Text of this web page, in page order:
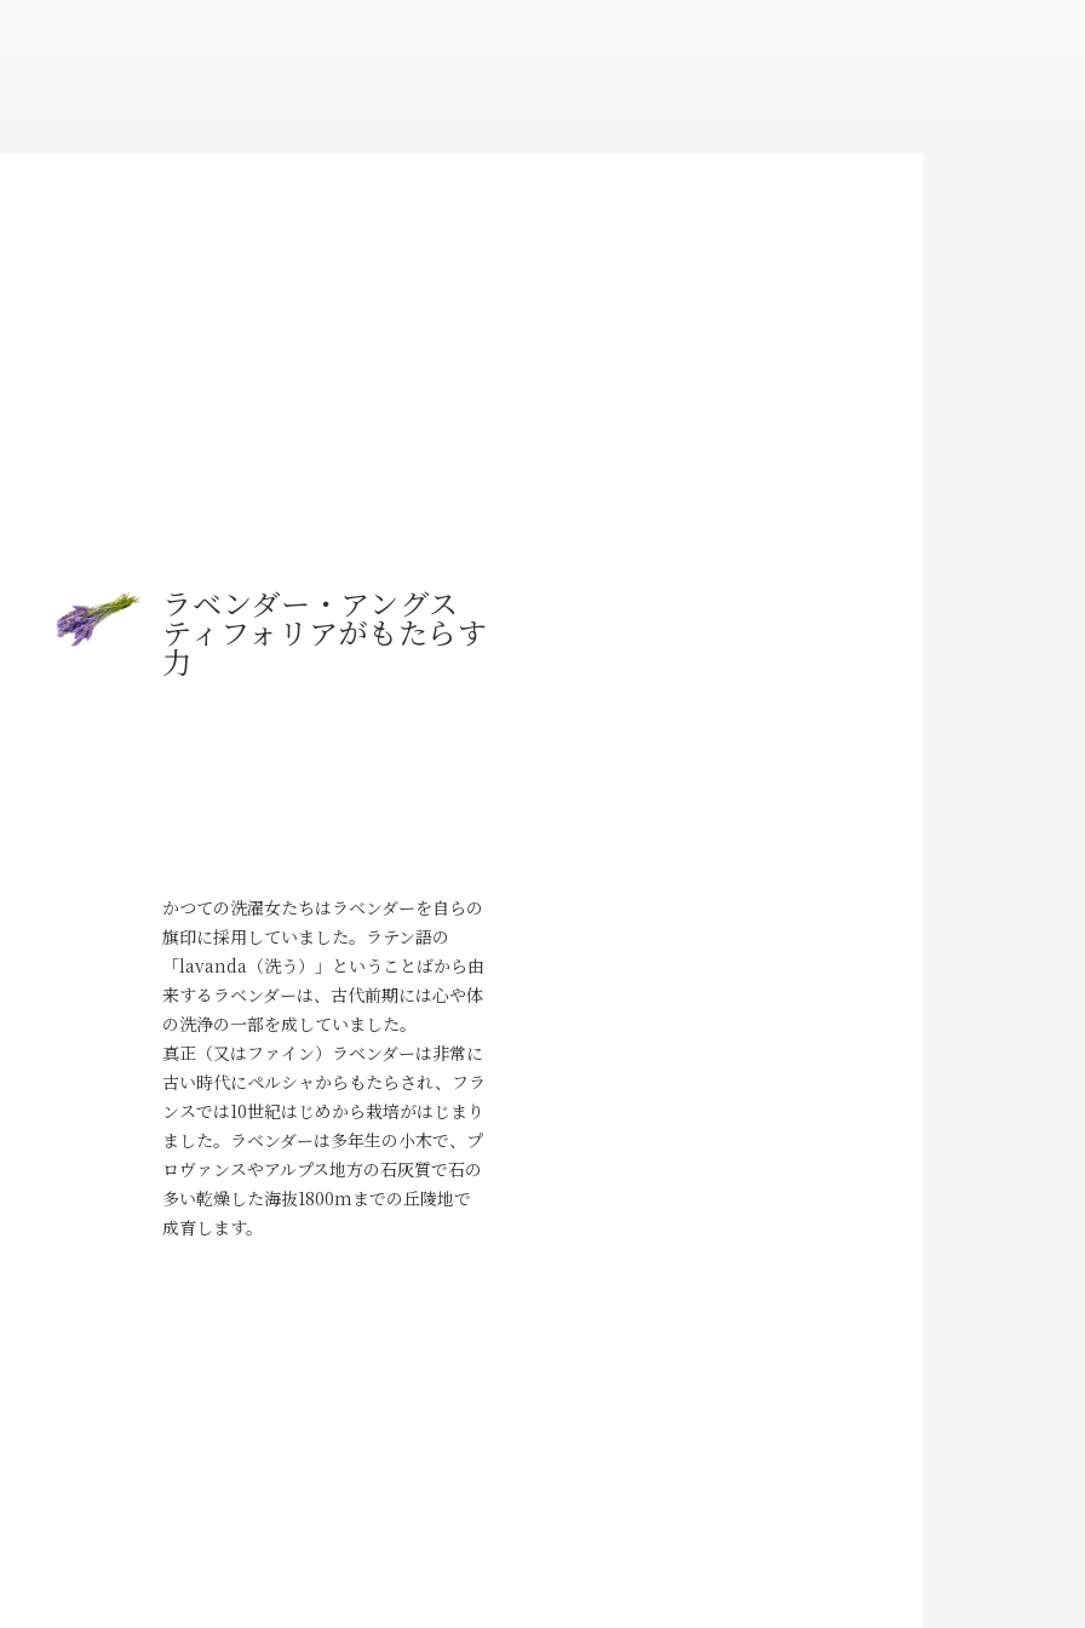
ラベンダー・アングス
ティフォリアがもたらす
力
かつての洗濯女たちはラベンダーを自らの
旗印に採用していました。ラテン語の
「lavanda（洗う）」ということばから由
来するラベンダーは、古代前期には心や体
の洗浄の一部を成していました。
真正（又はファイン）ラベンダーは非常に
古い時代にペルシャからもたらされ、フラ
ンスでは10世紀はじめから栽培がはじまり
ました。ラベンダーは多年生の小木で、プ
ロヴァンスやアルプス地方の石灰質で石の
多い乾燥した海抜1800mまでの丘陵地で
成育します。